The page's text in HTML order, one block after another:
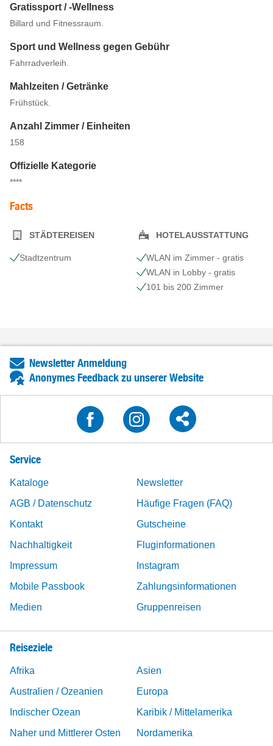
Gratissport / -Wellness
Billard und Fitnessraum.
Sport und Wellness gegen Gebühr
Fahrradverleih.
Mahlzeiten / Getränke
Frühstück.
Anzahl Zimmer / Einheiten
158
Offizielle Kategorie
****
Facts
STÄDTEREISEN
Stadtzentrum
HOTELAUSSTATTUNG
WLAN im Zimmer - gratis
WLAN in Lobby - gratis
101 bis 200 Zimmer
Newsletter Anmeldung
Anonymes Feedback zu unserer Website
Service
Kataloge
Newsletter
AGB / Datenschutz
Häufige Fragen (FAQ)
Kontakt
Gutscheine
Nachhaltigkeit
Fluginformationen
Impressum
Instagram
Mobile Passbook
Zahlungsinformationen
Medien
Gruppenreisen
Reiseziele
Afrika
Asien
Australien / Ozeanien
Europa
Indischer Ozean
Karibik / Mittelamerika
Naher und Mittlerer Osten
Nordamerika